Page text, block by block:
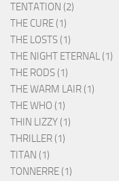
TENTATION (2)
THE CURE (1)
THE LOSTS (1)
THE NIGHT ETERNAL (1)
THE RODS (1)
THE WARM LAIR (1)
THE WHO (1)
THIN LIZZY (1)
THRILLER (1)
TITAN (1)
TONNERRE (1)